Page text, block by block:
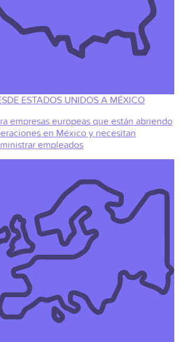
ESTADOS UNIDOS A MÉXICO
empresas europeas que están abriendo
en México y necesitan
empleados